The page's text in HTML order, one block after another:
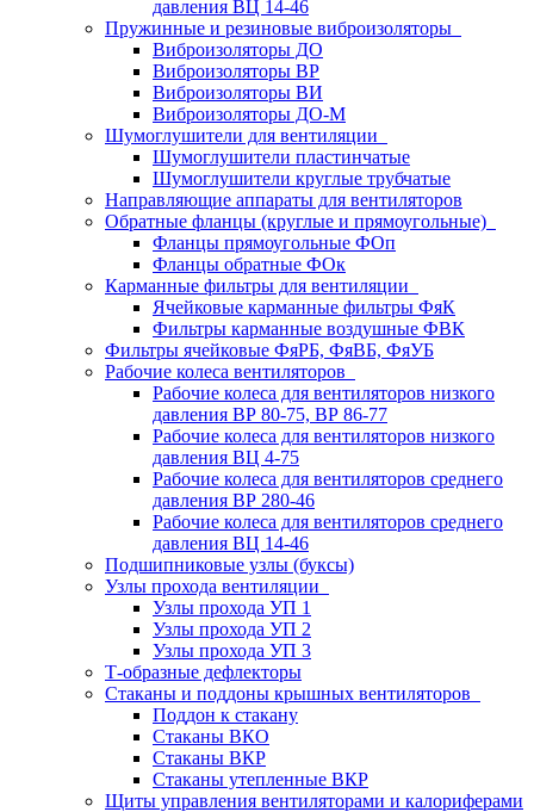
давления ВЦ 14-46
Пружинные и резиновые виброизоляторы
Виброизоляторы ДО
Виброизоляторы ВР
Виброизоляторы ВИ
Виброизоляторы ДО-М
Шумоглушители для вентиляции
Шумоглушители пластинчатые
Шумоглушители круглые трубчатые
Направляющие аппараты для вентиляторов
Обратные фланцы (круглые и прямоугольные)
Фланцы прямоугольные ФОп
Фланцы обратные ФОк
Карманные фильтры для вентиляции
Ячейковые карманные фильтры ФяК
Фильтры карманные воздушные ФВК
Фильтры ячейковые ФяРБ, ФяВБ, ФяУБ
Рабочие колеса вентиляторов
Рабочие колеса для вентиляторов низкого
давления ВР 80-75, ВР 86-77
Рабочие колеса для вентиляторов низкого
давления ВЦ 4-75
Рабочие колеса для вентиляторов среднего
давления ВР 280-46
Рабочие колеса для вентиляторов среднего
давления ВЦ 14-46
Подшипниковые узлы (буксы)
Узлы прохода вентиляции
Узлы прохода УП 1
Узлы прохода УП 2
Узлы прохода УП 3
Т-образные дефлекторы
Стаканы и поддоны крышных вентиляторов
Поддон к стакану
Стаканы ВКО
Стаканы ВКР
Стаканы утепленные ВКР
Щиты управления вентиляторами и калориферами